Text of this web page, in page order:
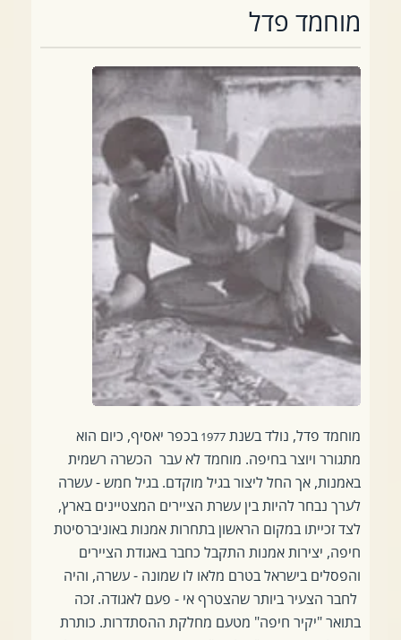
מוחמד פדל
מוחמד פדל, נולד בשנת 1977 בכפר יאסיף, כיום הוא
מתגורר ויוצר בחיפה. מוחמד לא עבר הכשרה רשמית
באמנות, אך החל ליצור בגיל מוקדם. בגיל חמש - עשרה
לערך נבחר להיות בין עשרת הציירים המצטיינים בארץ,
לצד זכייתו במקום הראשון בתחרות אמנות באוניברסיטת
חיפה, יצירות אמנות התקבל כחבר באגודת הציירים
והפסלים בישראל בטרם מלאו לו שמונה - עשרה, והיה
לחבר הצעיר ביותר שהצטרף אי - פעם לאגודה. זכה
בתואר "יקיר חיפה" מטעם מחלקת ההסתדרות. כותרת